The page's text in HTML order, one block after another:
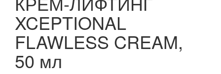
XCEPTIONAL
FLAWLESS CREAM,
50 мл